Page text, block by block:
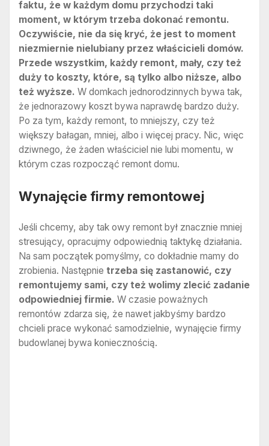
faktu, że w każdym domu przychodzi taki
moment, w którym trzeba dokonać remontu.
Oczywiście, nie da się kryć, że jest to moment
niezmiernie nielubiany przez właścicieli domów.
Przede wszystkim, każdy remont, mały, czy też
duży to koszty, które, są tylko albo niższe, albo
też wyższe. W domkach jednorodzinnych bywa tak,
że jednorazowy koszt bywa naprawdę bardzo duży.
Po za tym, każdy remont, to mniejszy, czy też
większy bałagan, mniej, albo i więcej pracy. Nic, więc
dziwnego, że żaden właściciel nie lubi momentu, w
którym czas rozpocząć remont domu.
Wynajęcie firmy remontowej
Jeśli chcemy, aby tak owy remont był znacznie mniej
stresujący, opracujmy odpowiednią taktykę działania.
Na sam początek pomyślmy, co dokładnie mamy do
zrobienia. Następnie trzeba się zastanowić, czy
remontujemy sami, czy też wolimy zlecić zadanie
odpowiedniej firmie. W czasie poważnych
remontów zdarza się, że nawet jakbyśmy bardzo
chcieli prace wykonać samodzielnie, wynajęcie firmy
budowlanej bywa koniecznością.